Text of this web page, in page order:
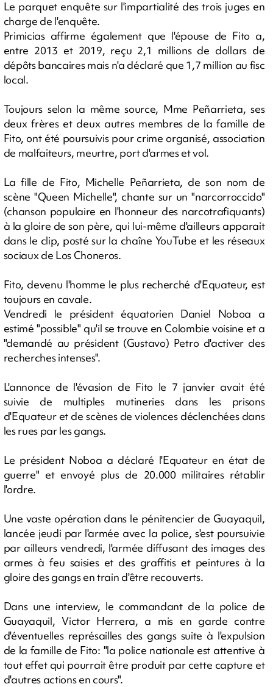
Le parquet enquête sur l'impartialité des trois juges en
charge de l'enquête.
Primicias affirme également que l'épouse de Fito a,
entre 2013 et 2019, reçu 2,1 millions de dollars de
dépôts bancaires mais n'a déclaré que 1,7 million au fisc
local.
Toujours selon la même source, Mme Peñarrieta, ses
deux frères et deux autres membres de la famille de
Fito, ont été poursuivis pour crime organisé, association
de malfaiteurs, meurtre, port d'armes et vol.
La fille de Fito, Michelle Peñarrieta, de son nom de
scène "Queen Michelle", chante sur un "narcorroccido"
(chanson populaire en l'honneur des narcotrafiquants)
à la gloire de son père, qui lui-même d'ailleurs apparait
dans le clip, posté sur la chaîne YouTube et les réseaux
sociaux de Los Choneros.
Fito, devenu l'homme le plus recherché d'Equateur, est
toujours en cavale.
Vendredi le président équatorien Daniel Noboa a
estimé "possible" qu'il se trouve en Colombie voisine et a
"demandé au président (Gustavo) Petro d'activer des
recherches intenses".
L'annonce de l'évasion de Fito le 7 janvier avait été
suivie de multiples mutineries dans les prisons
d'Equateur et de scènes de violences déclenchées dans
les rues par les gangs.
Le président Noboa a déclaré l'Equateur en état de
guerre" et envoyé plus de 20.000 militaires rétablir
l'ordre.
Une vaste opération dans le pénitencier de Guayaquil,
lancée jeudi par l'armée avec la police, s'est poursuivie
par ailleurs vendredi, l'armée diffusant des images des
armes à feu saisies et des graffitis et peintures à la
gloire des gangs en train d'être recouverts.
Dans une interview, le commandant de la police de
Guayaquil, Victor Herrera, a mis en garde contre
d'éventuelles représailles des gangs suite à l'expulsion
de la famille de Fito: "la police nationale est attentive à
tout effet qui pourrait être produit par cette capture et
d'autres actions en cours".